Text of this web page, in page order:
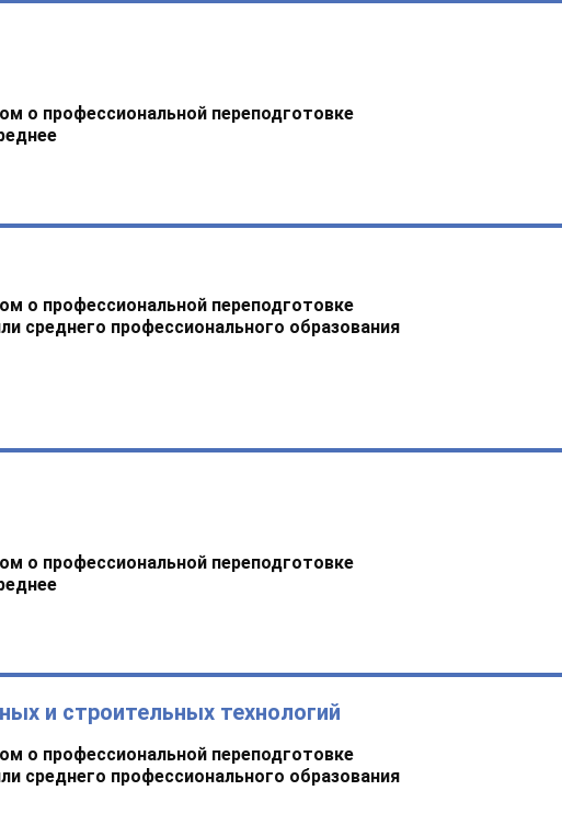
о профессиональной переподготовке
о профессиональной переподготовке
среднего профессионального образования
о профессиональной переподготовке
и строительных технологий
о профессиональной переподготовке
среднего профессионального образования